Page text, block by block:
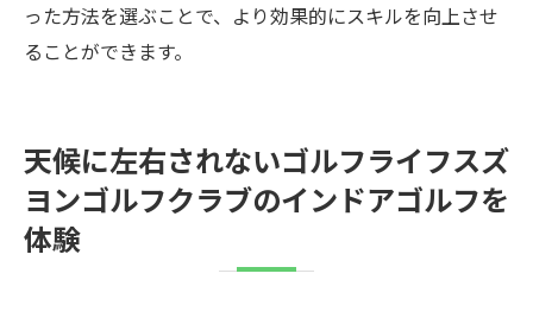
った方法を選ぶことで、より効果的にスキルを向上させ
ることができます。
天候に左右されないゴルフライフスズ
ヨンゴルフクラブのインドアゴルフを
体験